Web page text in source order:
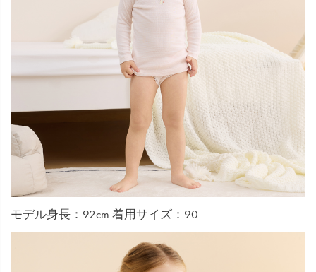
モデル身長：92cm 着用サイズ：90